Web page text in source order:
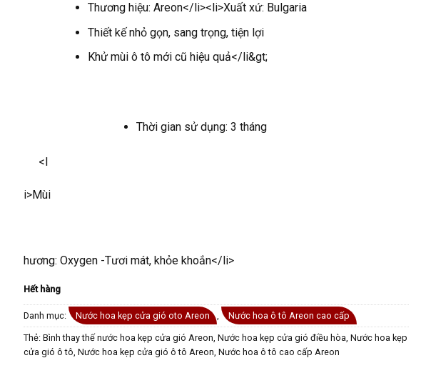
Thương hiệu: Areon</li><li>Xuất xứ: Bulgaria
Thiết kế nhỏ gọn, sang trọng, tiện lợi
Khử mùi ô tô mới cũ hiệu quả</li&gt;
Thời gian sử dụng: 3 tháng
<l
i>Mùi
hương: Oxygen -Tươi mát, khỏe khoắn</li>
Hết hàng
Danh mục: Nước hoa kẹp cửa gió oto Areon , Nước hoa ô tô Areon cao cấp
Thẻ:Bình thay thế nước hoa kẹp cửa gió Areon,Nước hoa kẹp cửa gió điều hòa,Nước hoa kẹp
cửa gió ô tô,Nước hoa kẹp cửa gió ô tô Areon,Nước hoa ô tô cao cấp Areon